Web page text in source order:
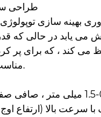
طراحی
بهینه سازی
می کند ، که برای پر کردن
سنگ/PU) مناسب است.